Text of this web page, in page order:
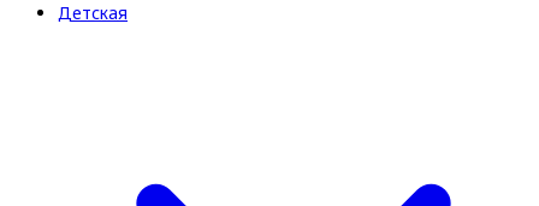
Детская